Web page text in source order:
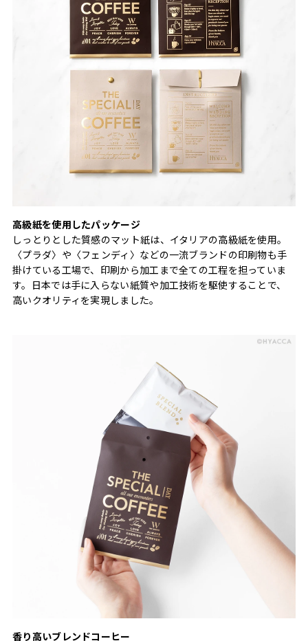
高級紙を使用したパッケージ
しっとりとした質感のマット紙は、イタリアの高級紙を使用。
〈プラダ〉や〈フェンディ〉などの一流ブランドの印刷物も手
掛けている工場で、印刷から加工まで全ての工程を担っていま
す。日本では手に入らない紙質や加工技術を駆使することで、
高いクオリティを実現しました。
香り高いブレンドコーヒー